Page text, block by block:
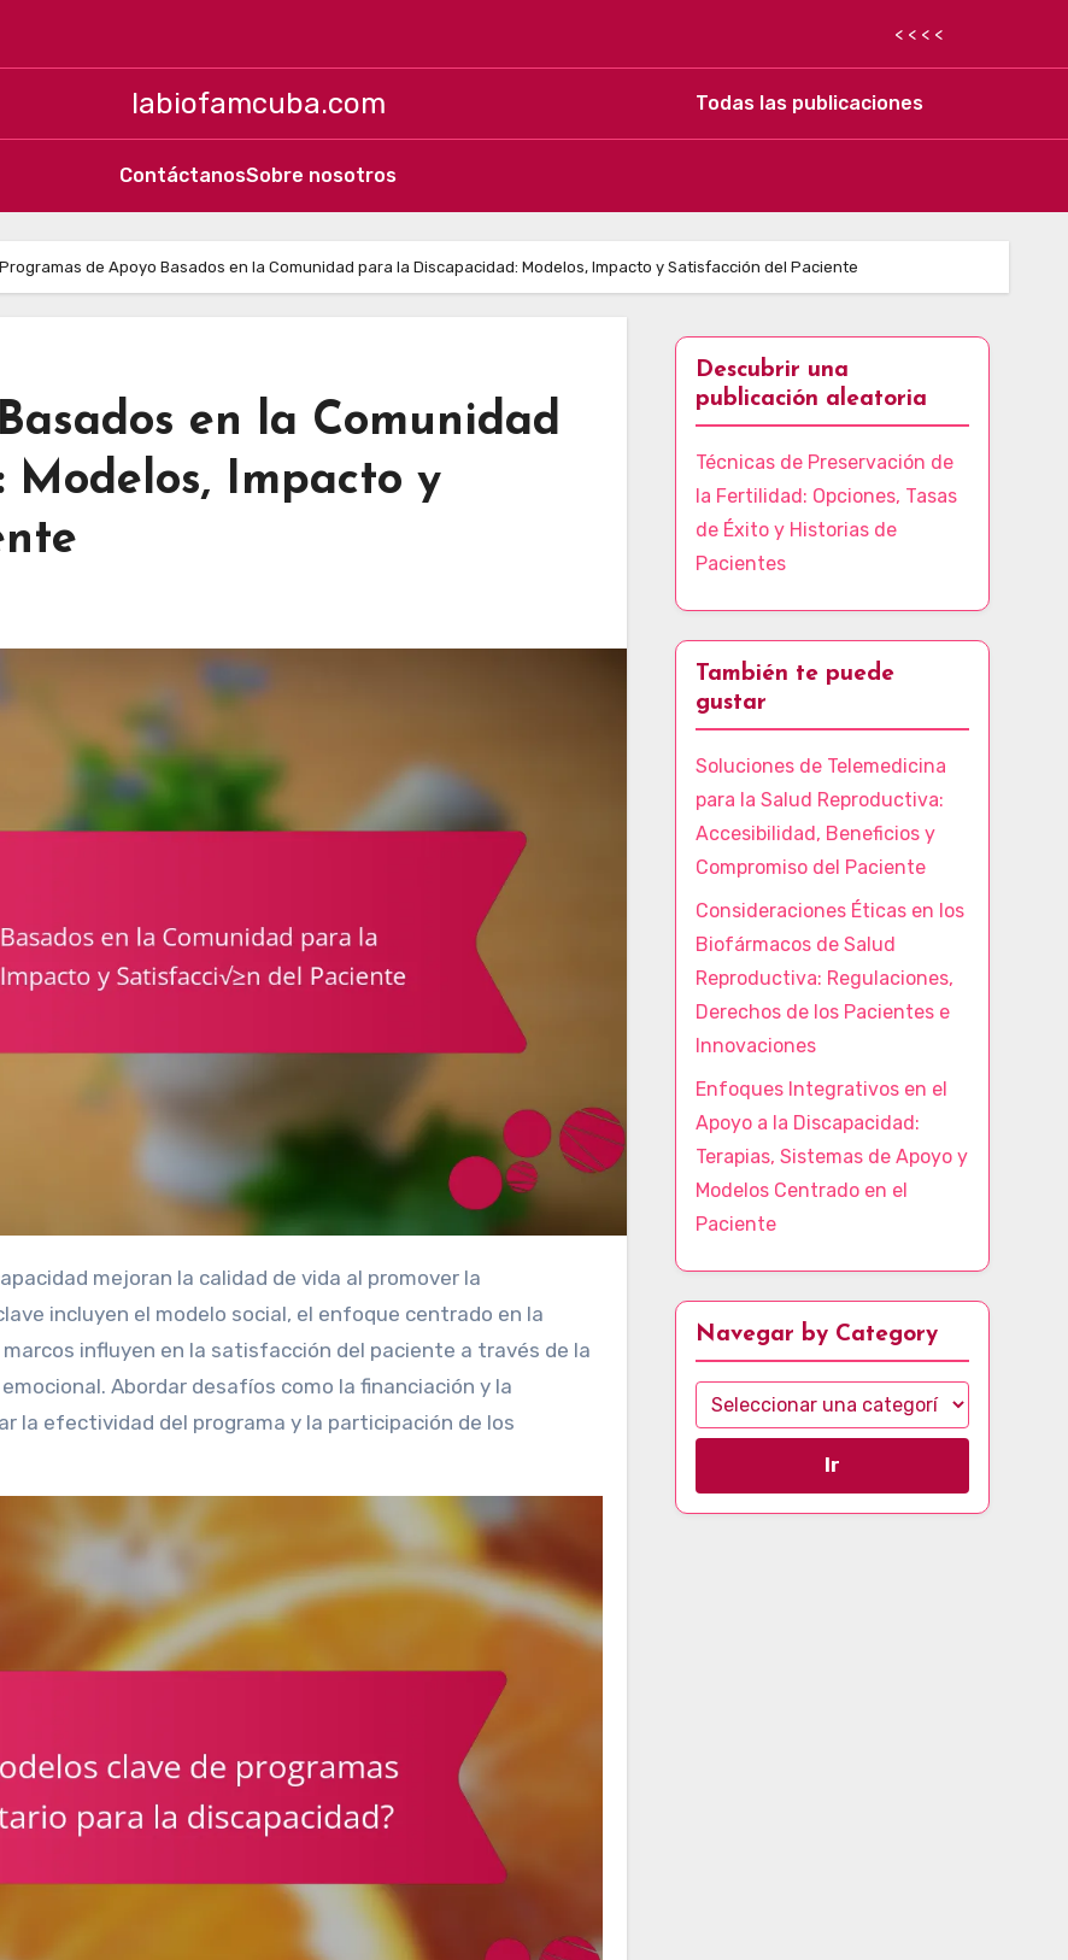
< < < <
labiofamcuba.com Todas las publicaciones
ContáctanosSobre nosotros
Programas de Apoyo Basados en la Comunidad para la Discapacidad: Modelos, Impacto y Satisfacción del Paciente
en la Comunidad
Impacto y
incluyen el modelo social, el enfoque centrado en la
influyen en la satisfacción del paciente a través de la
Abordar desafíos como la financiación y la
la efectividad del programa y la participación de los
Descubrir una
publicación aleatoria
Técnicas de Preservación de
la Fertilidad: Opciones, Tasas
de Éxito y Historias de
Pacientes
También te puede
gustar
Soluciones de Telemedicina
para la Salud Reproductiva:
Accesibilidad, Beneficios y
Compromiso del Paciente
Consideraciones Éticas en los
Biofármacos de Salud
Reproductiva: Regulaciones,
Derechos de los Pacientes e
Innovaciones
Enfoques Integrativos en el
Apoyo a la Discapacidad:
Terapias, Sistemas de Apoyo y
Modelos Centrado en el
Paciente
Navegar by Category
Ir